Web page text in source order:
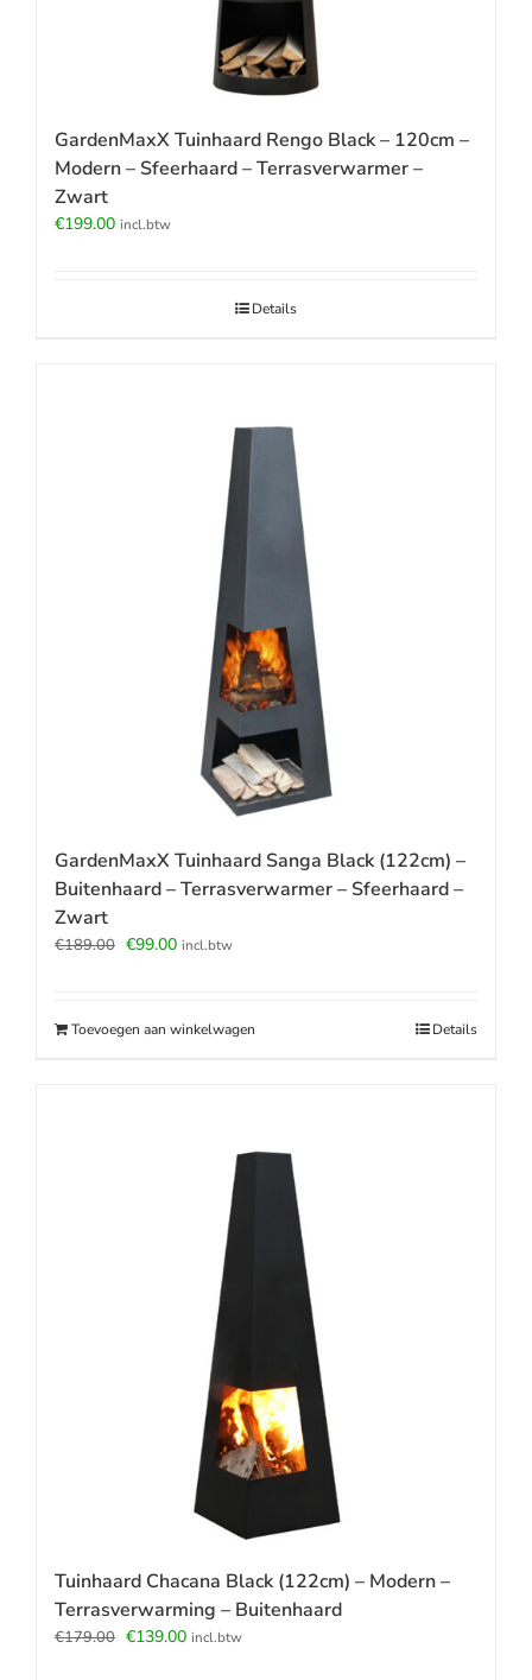
GardenMaxX Tuinhaard Rengo Black – 120cm –
Modern – Sfeerhaard – Terrasverwarmer –
Zwart
€199.00 incl.btw
Details
GardenMaxX Tuinhaard Sanga Black (122cm) –
Buitenhaard – Terrasverwarmer – Sfeerhaard –
Zwart
€189.00 Oorspronkelijke
€99.00Huidige
incl.btw
Toevoegen aan winkelwagen Details
Tuinhaard Chacana Black (122cm) – Modern –
Terrasverwarming – Buitenhaard
€179.00 Oorspronkelijke
€139.00Huidige
incl.btw